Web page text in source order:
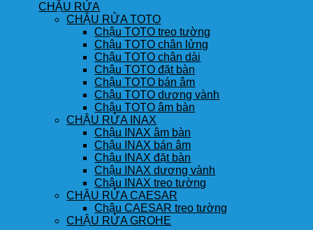
CHẬU RỬA
CHẬU RỬA TOTO
Chậu TOTO treo tường
Chậu TOTO chân lửng
Chậu TOTO chân dài
Chậu TOTO đặt bàn
Chậu TOTO bán âm
Chậu TOTO dương vành
Chậu TOTO âm bàn
CHẬU RỬA INAX
Chậu INAX âm bàn
Chậu INAX bán âm
Chậu INAX đặt bàn
Chậu INAX dương vành
Chậu INAX treo tường
CHẬU RỬA CAESAR
Chậu CAESAR treo tường
CHẬU RỬA GROHE